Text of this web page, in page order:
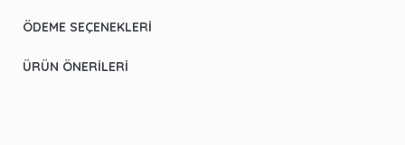
ÖDEME SEÇENEKLERI
ÜRÜN ÖNERILERI